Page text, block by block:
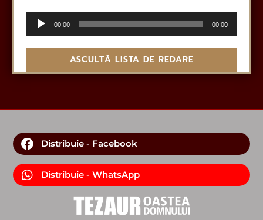
Audio
Player
00:00 00:00
ASCULTĂ LISTA DE REDARE
Distribuie - Facebook
Distribuie - WhatsApp